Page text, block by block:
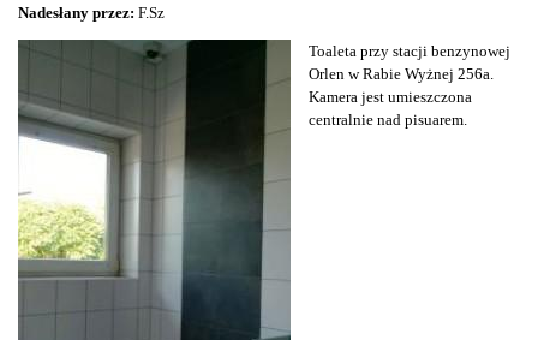
Nadesłany przez: F.Sz
Toaleta przy stacji benzynowej
Orlen w Rabie Wyżnej 256a.
Kamera jest umieszczona
centralnie nad pisuarem.